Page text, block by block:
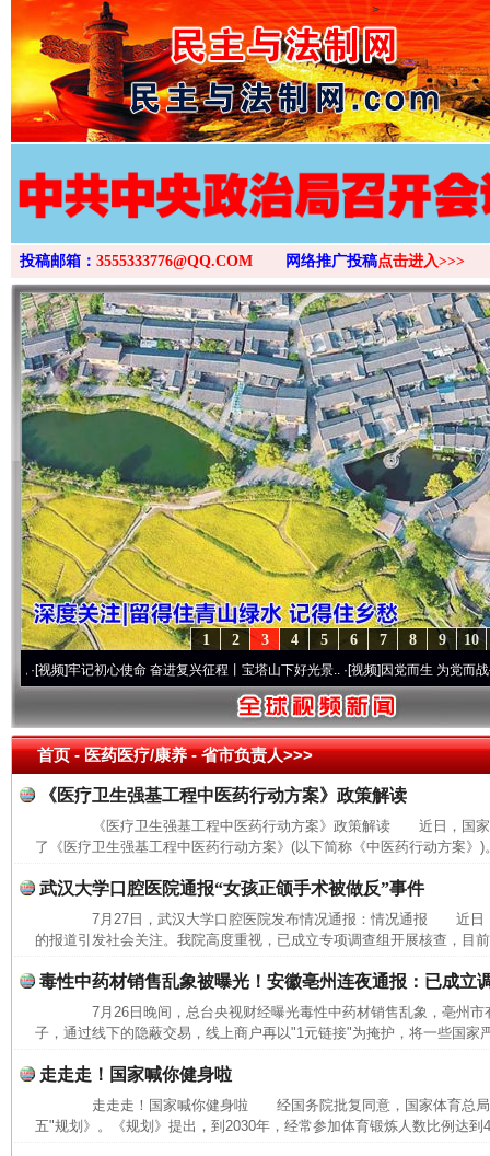
>
投稿邮箱： 3555333776@QQ.COM 网络推广投稿点击进入>>>
10
9
8
7
6
5
4
3
2
1
牢记初心使命 奋进复兴征程丨宝塔山下好光景..·[视频]因党而生 为党而战——百
首页- 医药医疗/康养 -省市负责人>>>
《医疗卫生强基工程中医药行动方案》政策解读
《医疗卫生强基工程中医药行动方案》政策解读 近日，国家
了《医疗卫生强基工程中医药行动方案》(以下简称《中医药行动方案》
武汉大学口腔医院通报“女孩正颌手术被做反”事件
7月27日，武汉大学口腔医院发布情况通报：情况通报 近日
的报道引发社会关注。我院高度重视，已成立专项调查组开展核查，目
毒性中药材销售乱象被曝光！安徽亳州连夜通报：已成立
7月26日晚间，总台央视财经曝光毒性中药材销售乱象，亳州市
子，通过线下的隐蔽交易，线上商户再以"1元链接"为掩护，将一些国家
走走走！国家喊你健身啦
走走走！国家喊你健身啦 经国务院批复同意，国家体育总局
五"规划》。《规划》提出，到2030年，经常参加体育锻炼人数比例